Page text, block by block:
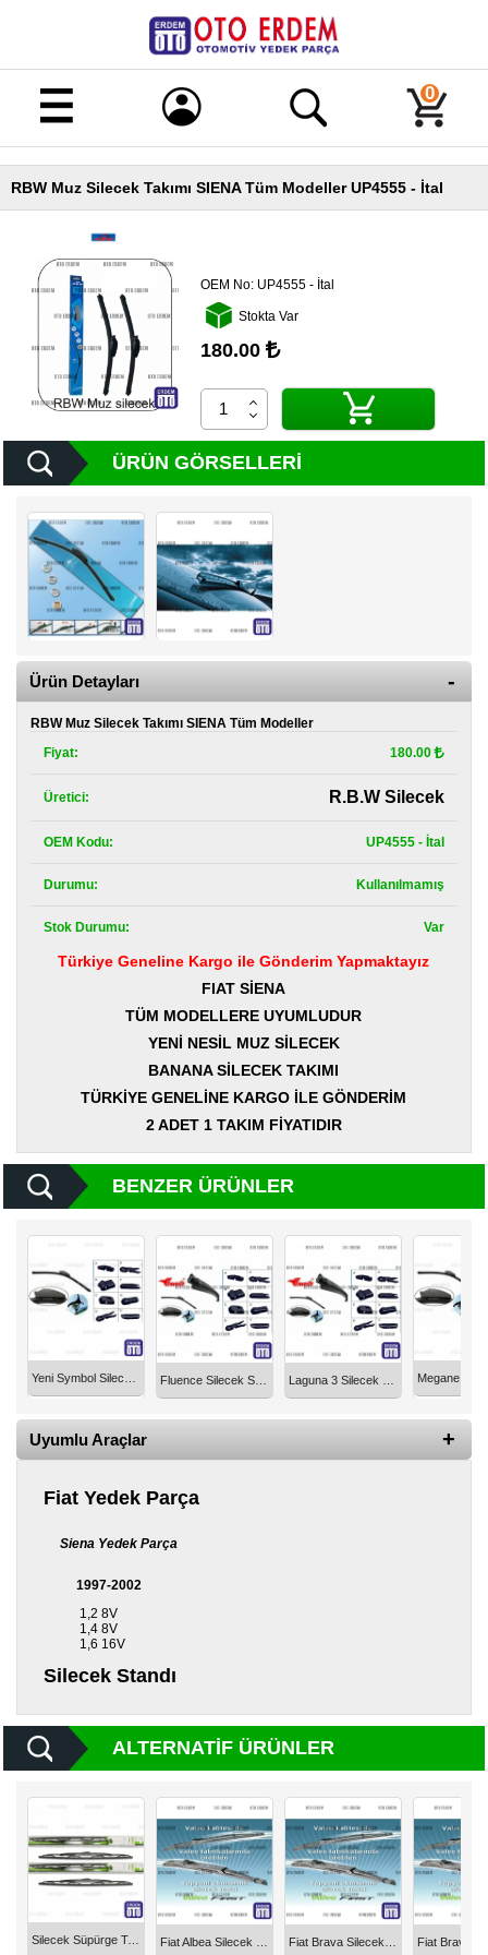
Merhaba!
Giriş
Kayıt
Kampanyalı
Ürünler
Ürünler
Banka
Hesapları
İletişim
Kategoriler
Renault
Yedek
Parça
Fiat
Parça
TOFAŞ
Yedek
DACIA
Yedek
Romeo
Parça
Parça
Silecek
Ampül
Çeşitleri
Aksesuar
Sanroof
Parçaları
Diğer
0
RBW Muz Silecek Takımı SIENA Tüm Modeller UP4555 - İtal
OEM No: UP4555 - İtal
Stokta Var
180.00
ÜRÜN GÖRSELLERI
Ürün Detayları
RBW Muz Silecek Takımı SIENA Tüm Modeller
Fiyat:
180.00
Üretici: R.B.W Silecek
OEM Kodu: UP4555 - İtal
Durumu: Kullanılmamış
Stok Durumu: Var
Türkiye Geneline Kargo ile Gönderim Yapmaktayız
FIAT SİENA
TÜM MODELLERE UYUMLUDUR
YENİ NESİL MUZ SİLECEK
BANANA SİLECEK TAKIMI
TÜRKİYE GENELİNE KARGO İLE GÖNDERİM
2 ADET 1 TAKIM FİYATIDIR
BENZER ÜRÜNLER
Uyumlu Araçlar
Fiat Yedek Parça
Siena Yedek Parça
1997-2002
1,2 8V
1,4 8V
1,6 16V
Silecek Standı
ALTERNATIF ÜRÜNLER
Silecek Süpürge Takımı Clio 1 - Clio 2 2004555 - Valeo Fiat Albea Silecek Süpürge Takımı 2004555 - Valeo Fiat Brava Silecek Süpürge Takımı 2004555 - Valeo